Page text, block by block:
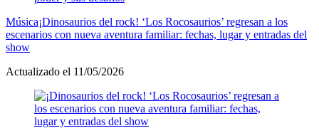
Música¡Dinosaurios del rock! ‘Los Rocosaurios’ regresan a los
escenarios con nueva aventura familiar: fechas, lugar y entradas del
show
Actualizado el 11/05/2026